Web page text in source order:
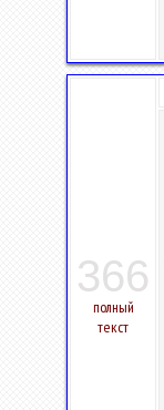
366
полный
текст